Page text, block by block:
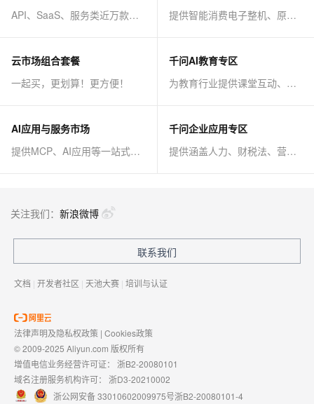
API、SaaS、服务类近万款商品免费试！
提供智能消费电子整机、原子能力等AI方案
云市场组合套餐
一起买，更划算！更方便！
千问AI教育专区
为教育行业提供课堂互动、课程制作等AI方案
AI应用与服务市场
提供MCP、AI应用等一站式AI解决方案
千问企业应用专区
提供涵盖人力、财税法、营销、客服等AI方案
关注我们： 新浪微博
联系我们
文档 | 开发者社区 | 天池大赛 | 培训与认证
法律声明及隐私权政策 | Cookies政策
© 2009-2025 Aliyun.com 版权所有
增值电信业务经营许可证： 浙B2-20080101
域名注册服务机构许可： 浙D3-20210002
浙公网安备 33010602009975号浙B2-20080101-4